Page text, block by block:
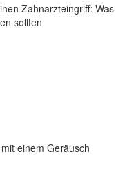
Zahnarzteingriff: Was
sollten
einem Geräusch